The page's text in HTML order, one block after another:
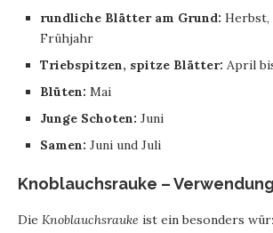
rundliche Blätter am Grund: Herbst,
Frühjahr
Triebspitzen, spitze Blätter: April
Blüten: Mai
Junge Schoten: Juni
Samen: Juni und Juli
Knoblauchsrauke –
Die Knoblauchsrauke ist ein besonders